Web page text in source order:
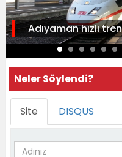
Adıyaman hızlı
Neler Söylendi?
Site DISQUS